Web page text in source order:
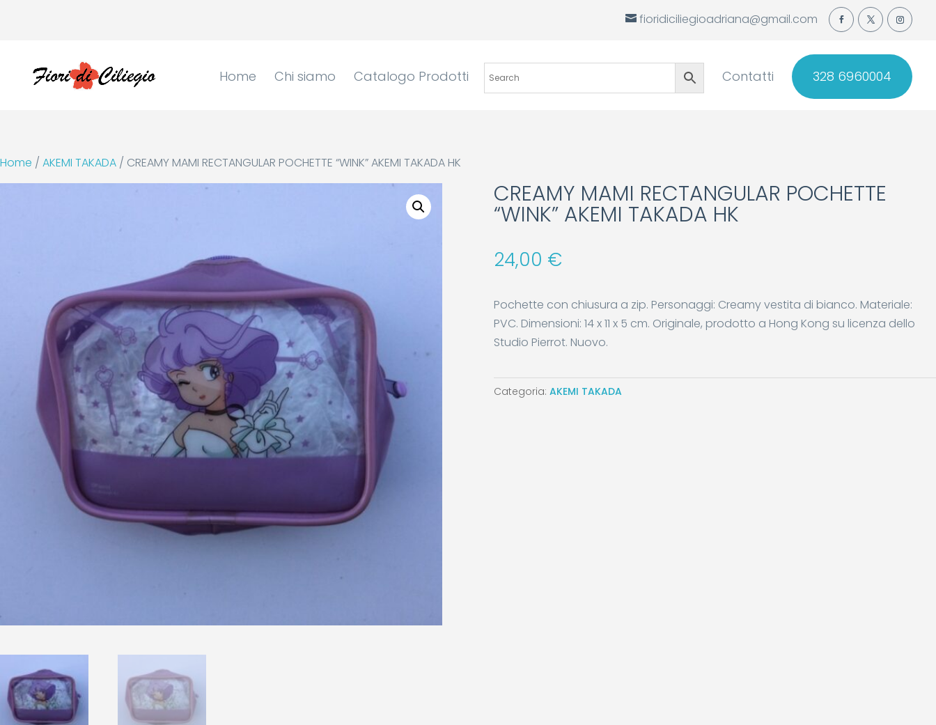
fioridiciliegioadriana@gmail.com
Home Chi siamo Catalogo Prodotti Contatti 328 6960004
Home / AKEMI TAKADA / CREAMY MAMI RECTANGULAR POCHETTE “WINK” AKEMI TAKADA HK
CREAMY MAMI RECTANGULAR POCHETTE
“WINK” AKEMI TAKADA HK
24,00 €
Pochette con chiusura a zip. Personaggi: Creamy vestita di bianco. Materiale:
PVC. Dimensioni: 14 x 11 x 5 cm. Originale, prodotto a Hong Kong su licenza dello
Studio Pierrot. Nuovo.
Categoria: AKEMI TAKADA